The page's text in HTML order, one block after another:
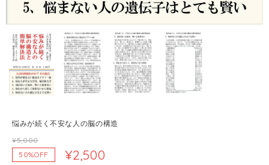
悩みが続く不安な人の脳の構造
¥5,000
50%OFF
¥2,500